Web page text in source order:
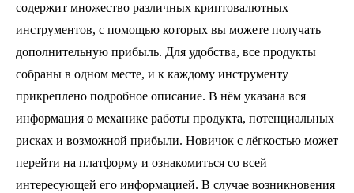
содержит множество различных криптовалютных
инструментов, с помощью которых вы можете получать
дополнительную прибыль. Для удобства, все продукты
собраны в одном месте, и к каждому инструменту
прикреплено подробное описание. В нём указана вся
информация о механике работы продукта, потенциальных
рисках и возможной прибыли. Новичок с лёгкостью может
перейти на платформу и ознакомиться со всей
интересующей его информацией. В случае возникновения